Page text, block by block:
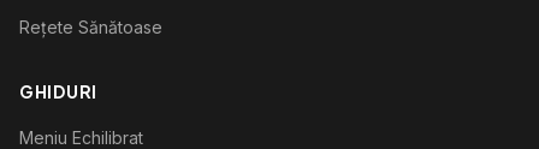
Rețete Sănătoase
GHIDURI
Meniu Echilibrat